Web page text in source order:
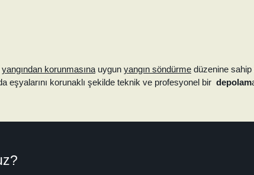
yangından korunmasına uygun yangın söndürme düzenine
eşyalarını korunaklı şekilde teknik ve profesyonel bir depolam